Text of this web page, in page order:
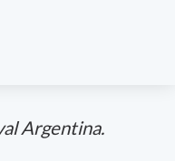
Argentina.